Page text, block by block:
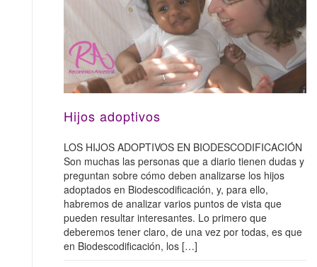
Hijos adoptivos
LOS HIJOS ADOPTIVOS EN BIODESCODIFICACIÓN
Son muchas las personas que a diario tienen dudas y
preguntan sobre cómo deben analizarse los hijos
adoptados en Biodescodificación, y, para ello,
habremos de analizar varios puntos de vista que
pueden resultar interesantes. Lo primero que
deberemos tener claro, de una vez por todas, es que
en Biodescodificación, los […]